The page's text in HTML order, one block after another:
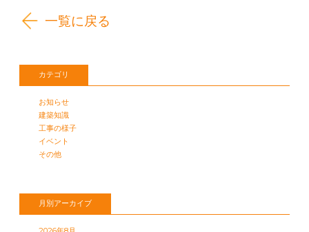
一覧に戻る
カテゴリ
お知らせ
建築知識
工事の様子
イベント
その他
月別アーカイブ